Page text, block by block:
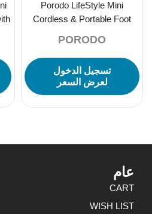
Porodo LifeStyle Mini
Cordless & Portable Foot
PORODO
تسجيل الدخول
لعرض السعر
عام
CART
WISH LIST